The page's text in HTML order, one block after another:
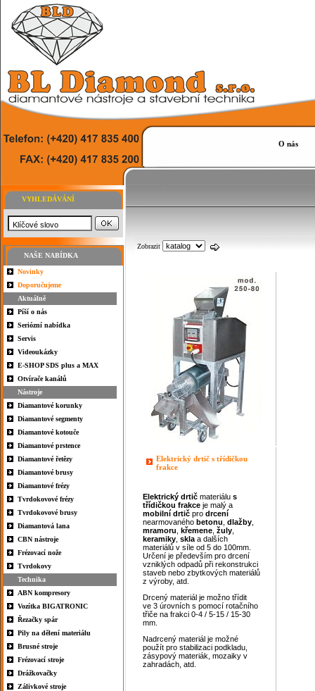
O nás
VYHLEDÁVÁNÍ
NAŠE NABÍDKA
Novinky
Doporučujeme
Aktuálně
Píší o nás
Seriózní nabídka
Servis
Videoukázky
E-SHOP SDS plus a MAX
Otvírače kanálů
Nástroje
Diamantové korunky
Diamantové segmenty
Diamantové kotouče
Diamantové prstence
Diamantové řetězy
Diamantové brusy
Diamantové frézy
Tvrdokovové frézy
Tvrdokovové brusy
Diamantová lana
CBN nástroje
Frézovací nože
Tvrdokovy
Technika
ABN kompresory
Vozítka BIGATRONIC
Řezačky spár
Pily na dělení materiálu
Brusné stroje
Frézovací stroje
Drážkovačky
Zálivkové stroje
Zobrazit
Elektrický drtič s třídičkou
frakce
Elektrický drtič materiálu s
třídičkou frakce je malý a
mobilní drtič pro drcení
nearmovaného betonu dlažby
mramoru křemene žuly
keramiky skla a dalších
materiálů v síle od 5 do 100mm.
Určení je především pro drcení
vzniklých odpadů při rekonstrukci
staveb nebo zbytkových materiálů
z výroby, atd.
Drcený materiál je možno třídit
ve 3 úrovních s pomocí rotačního
třiče na frakci 0-4 / 5-15 / 15-30
mm.
Nadrcený materiál je možné
použít pro stabilizaci podkladu,
zásypový materiák, mozaiky v
zahradách, atd.